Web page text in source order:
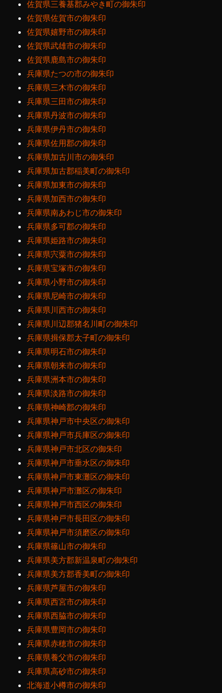
佐賀県三養基郡みやき町の御朱印
佐賀県佐賀市の御朱印
佐賀県嬉野市の御朱印
佐賀県武雄市の御朱印
佐賀県鹿島市の御朱印
兵庫県たつの市の御朱印
兵庫県三木市の御朱印
兵庫県三田市の御朱印
兵庫県丹波市の御朱印
兵庫県伊丹市の御朱印
兵庫県佐用郡の御朱印
兵庫県加古川市の御朱印
兵庫県加古郡稲美町の御朱印
兵庫県加東市の御朱印
兵庫県加西市の御朱印
兵庫県南あわじ市の御朱印
兵庫県多可郡の御朱印
兵庫県姫路市の御朱印
兵庫県宍粟市の御朱印
兵庫県宝塚市の御朱印
兵庫県小野市の御朱印
兵庫県尼崎市の御朱印
兵庫県川西市の御朱印
兵庫県川辺郡猪名川町の御朱印
兵庫県揖保郡太子町の御朱印
兵庫県明石市の御朱印
兵庫県朝来市の御朱印
兵庫県洲本市の御朱印
兵庫県淡路市の御朱印
兵庫県神崎郡の御朱印
兵庫県神戸市中央区の御朱印
兵庫県神戸市兵庫区の御朱印
兵庫県神戸市北区の御朱印
兵庫県神戸市垂水区の御朱印
兵庫県神戸市東灘区の御朱印
兵庫県神戸市灘区の御朱印
兵庫県神戸市西区の御朱印
兵庫県神戸市長田区の御朱印
兵庫県神戸市須磨区の御朱印
兵庫県篠山市の御朱印
兵庫県美方郡新温泉町の御朱印
兵庫県美方郡香美町の御朱印
兵庫県芦屋市の御朱印
兵庫県西宮市の御朱印
兵庫県西脇市の御朱印
兵庫県豊岡市の御朱印
兵庫県赤穂市の御朱印
兵庫県養父市の御朱印
兵庫県高砂市の御朱印
北海道小樽市の御朱印